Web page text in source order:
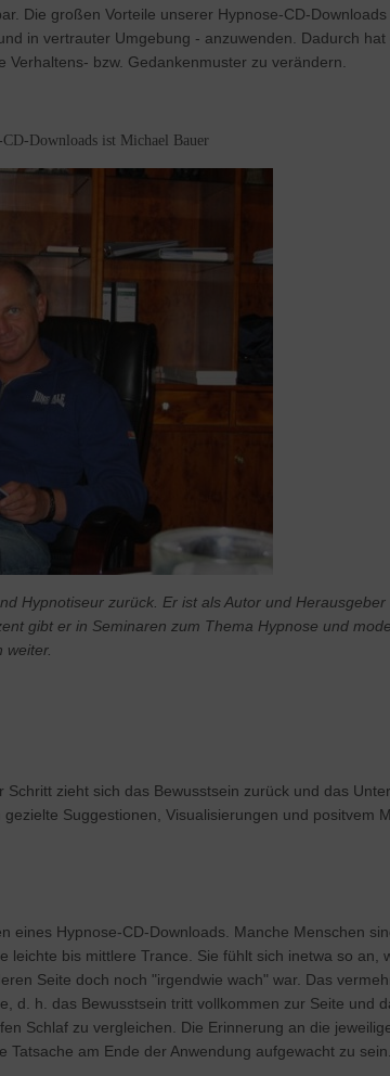
Die großen Vorteile unserer Hypnose-CD-
in vertrauter Umgebung - anzuwenden. Dadurch
bzw. Gedankenmuster zu verändern.
Downloads ist Michael Bauer
Hypnotiseur zurück. Er ist als Autor und
gibt er in Seminaren zum Thema Hypnose und
weiter.
zieht sich das Bewusstsein zurück und das
Suggestionen, Visualisierungen und positvem
Hypnose-CD-Downloads. Manche Menschen
bis mittlere Trance. Sie fühlt sich inetwa so an,
Seite doch noch "irgendwie wach" war. Das
d. h. das Bewusstsein tritt vollkommen zur Seite und
Schlaf zu vergleichen. Die Erinnerung an die
am Ende der Anwendung aufgewacht zu sein.